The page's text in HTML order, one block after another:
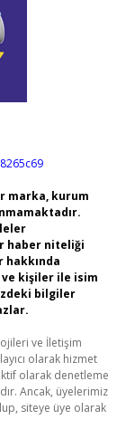
marka, kurum
haber niteliği
hakkında
ve kişiler ile isim
bilgiler
ve İletişim
olarak hizmet
olarak denetleme
Ancak, üyelerimiz
siteye üye olarak